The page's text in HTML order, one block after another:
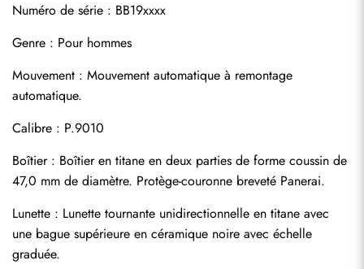
Numéro de série : BB19xxxx
Genre : Pour hommes
Mouvement : Mouvement automatique à remontage
automatique.
Calibre : P.9010
Boîtier : Boîtier en titane en deux parties de forme coussin de
47,0 mm de diamètre. Protège-couronne breveté Panerai.
Lunette : Lunette tournante unidirectionnelle en titane avec
une bague supérieure en céramique noire avec échelle
graduée.